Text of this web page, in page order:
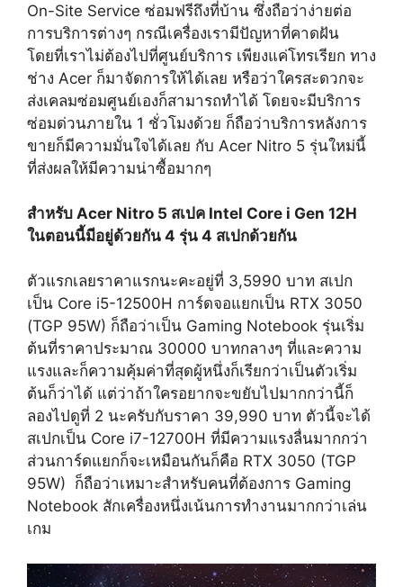
On-Site Service ซ่อมฟรีถึงที่บ้าน ซึ่งถือว่าง่ายต่อ
การบริการต่างๆ กรณีเครื่องเรามีปัญหาที่คาดฝัน
โดยที่เราไม่ต้องไปที่ศูนย์บริการ เพียงแค่โทรเรียก ทาง
ช่าง Acer ก็มาจัดการให้ได้เลย หรือว่าใครสะดวกจะ
ส่งเคลมซ่อมศูนย์เองก็สามารถทำได้ โดยจะมีบริการ
ซ่อมด่วนภายใน 1 ชั่วโมงด้วย ก็ถือว่าบริการหลังการ
ขายก็มีความมั่นใจได้เลย กับ Acer Nitro 5 รุ่นใหม่นี้
ที่ส่งผลให้มีความน่าซื้อมากๆ
สำหรับ Acer Nitro 5 สเปค Intel Core i Gen 12H
ในตอนนี้มีอยู่ด้วยกัน 4 รุ่น 4 สเปกด้วยกัน
ตัวแรกเลยราคาแรกนะคะอยู่ที่ 3,5990 บาท สเปก
เป็น Core i5-12500H การ์ดจอแยกเป็น RTX 3050
(TGP 95W) ก็ถือว่าเป็น Gaming Notebook รุ่นเริ่ม
ต้นที่ราคาประมาณ 30000 บาทกลางๆ ที่และความ
แรงและก็ความคุ้มค่าที่สุดผู้หนึ่งก็เรียกว่าเป็นตัวเริ่ม
ต้นก็ว่าได้ แต่ว่าถ้าใครอยากจะขยับไปมากกว่านี้ก็
ลองไปดูที่ 2 นะครับกับราคา 39,990 บาท ตัวนี้จะได้
สเปกเป็น Core i7-12700H ที่มีความแรงลื่นมากกว่า
ส่วนการ์ดแยกก็จะเหมือนกันก็คือ RTX 3050 (TGP
95W) ก็ถือว่าเหมาะสำหรับคนที่ต้องการ Gaming
Notebook สักเครื่องหนึ่งเน้นการทำงานมากกว่าเล่น
เกม